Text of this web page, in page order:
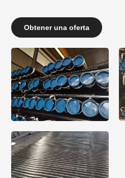
Obtener una oferta